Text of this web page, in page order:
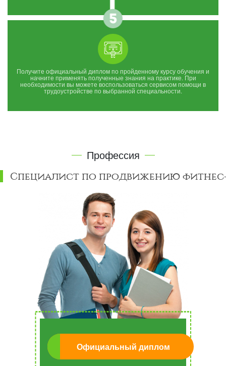
Получите официальный диплом по пройденному курсу обучения и
начните применять полученные знания на практике. При
необходимости вы можете воспользоваться сервисом помощи в
трудоустройстве по выбранной специальности.
Профессия
Специалист по продвижению
Официальный диплом